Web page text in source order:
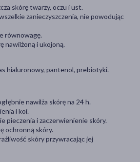
skórę twarzy, oczu i ust.
zanieczyszczenia, nie powodując
równowagę.
nawilżoną i ukojoną.
hialuronowy, pantenol, prebiotyki.
nawilża skórę na 24 h.
i koi.
pieczenia i zaczerwienienie skóry.
ochronną skóry.
skóry przywracając jej